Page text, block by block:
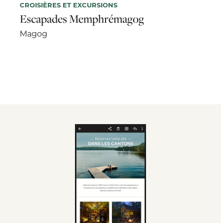
CROISIÈRES ET EXCURSIONS
Escapades Memphrémagog
Magog